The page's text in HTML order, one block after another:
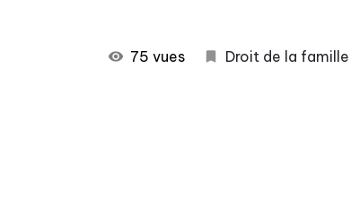
75 vues Droit de la famille